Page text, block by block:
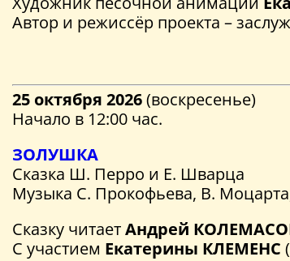
Автор и режиссёр проекта –
25 октября 2026(воскресенье)
Начало в 12:00 час.
ЗОЛУШКА
Сказка Ш. Перро и Е. Шварца
Музыка С. Прокофьева, В.
Сказку читаетАндрей
С участием Екатерины КЛЕМЕНС